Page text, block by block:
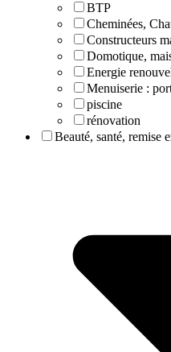
BTP
Cheminées,
Constructeurs
Domotique,
Energie
Menuiserie :
piscine
rénovation
Beauté, santé, remise